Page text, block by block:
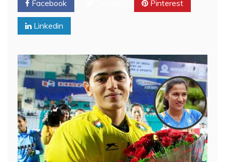
Facebook Pinterest
Linkedin